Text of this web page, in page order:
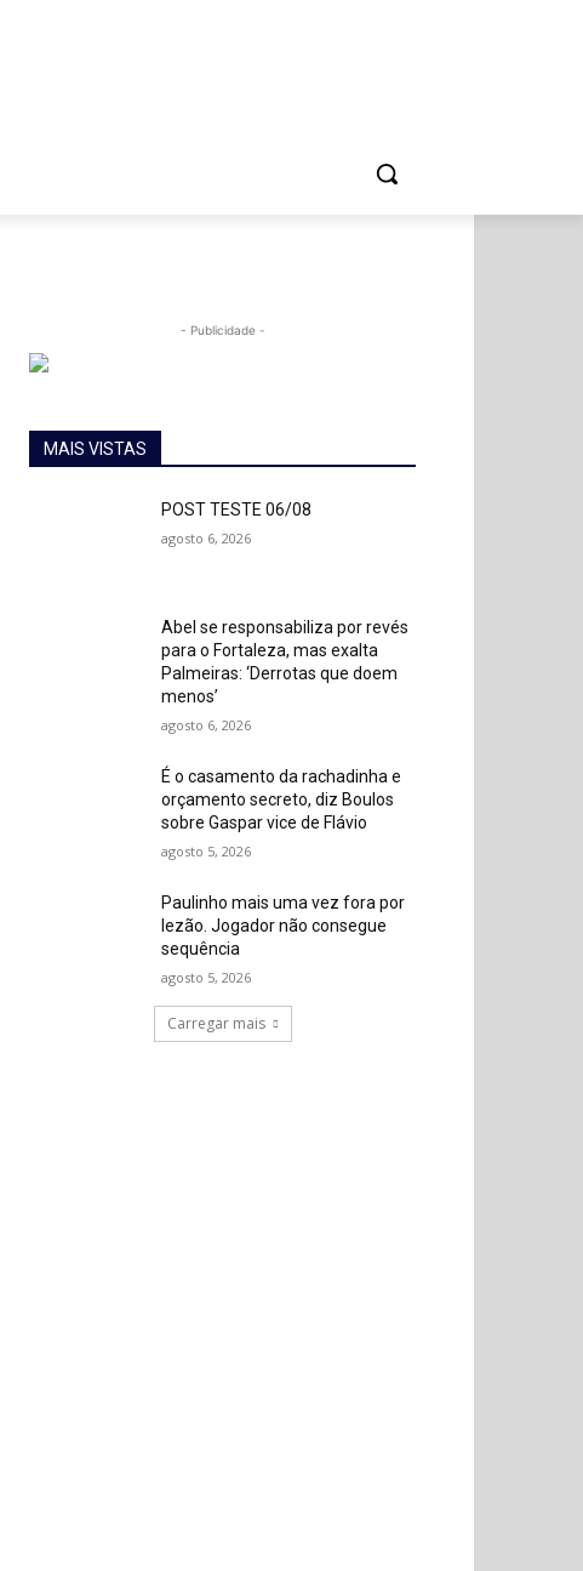
- Publicidade -
MAIS VISTAS
POST TESTE 06/08
agosto 6, 2026
Abel se responsabiliza por revés
para o Fortaleza, mas exalta
Palmeiras: ‘Derrotas que doem
menos’
agosto 6, 2026
É o casamento da rachadinha e
orçamento secreto, diz Boulos
sobre Gaspar vice de Flávio
agosto 5, 2026
Paulinho mais uma vez fora por
lezão. Jogador não consegue
sequência
agosto 5, 2026
Carregar mais